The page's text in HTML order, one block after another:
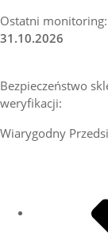
Ostatni monitoring:
31.10.2026
Bezpieczeństwo
weryfikacji:
Wiarygodny